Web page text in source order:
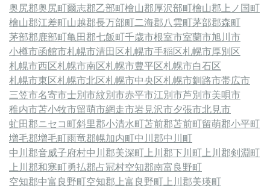
奥尻郡奥尻町爾志郡乙部町檜山郡厚沢部町檜山郡上ノ国町
檜山郡江差町山越郡長万部町二海郡八雲町茅部郡森町
茅部郡鹿部町亀田郡七飯町千歳市根室市室蘭市旭川市
小樽市函館市札幌市清田区札幌市手稲区札幌市厚別区
札幌市西区札幌市南区札幌市豊平区札幌市白石区
札幌市東区札幌市北区札幌市中央区札幌市釧路市帯広市
三笠市名寄市士別市紋別市赤平市江別市芦別市美唄市
稚内市苫小牧市留萌市網走市岩見沢市夕張市北見市
虻田郡ニセコ町斜里郡小清水町苫前郡苫前町留萌郡小平町
増毛郡増毛町雨竜郡幌加内町中川郡中川町
中川郡音威子府村中川郡美深町 上川郡下川町 上川郡剣淵町
上川郡和寒町勇払郡占冠村空知郡南富良野町
空知郡中富良野町空知郡上富良野町 上川郡美瑛町